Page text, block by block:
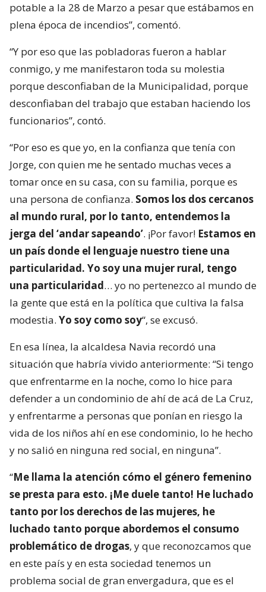
potable a la 28 de Marzo a pesar que estábamos en
plena época de incendios”, comentó.
“Y por eso que las pobladoras fueron a hablar
conmigo, y me manifestaron toda su molestia
porque desconfiaban de la Municipalidad, porque
desconfiaban del trabajo que estaban haciendo los
funcionarios”, contó.
“Por eso es que yo, en la confianza que tenía con
Jorge, con quien me he sentado muchas veces a
tomar once en su casa, con su familia, porque es
una persona de confianza. Somos los dos cercanos
al mundo rural, por lo tanto, entendemos la
jerga del ‘andar sapeando’. ¡Por favor! Estamos en
un país donde el lenguaje nuestro tiene una
particularidad. Yo soy una mujer rural, tengo
una particularidad… yo no pertenezco al mundo de
la gente que está en la política que cultiva la falsa
modestia. Yo soy como soy“, se excusó.
En esa línea, la alcaldesa Navia recordó una
situación que habría vivido anteriormente: “Si tengo
que enfrentarme en la noche, como lo hice para
defender a un condominio de ahí de acá de La Cruz,
y enfrentarme a personas que ponían en riesgo la
vida de los niños ahí en ese condominio, lo he hecho
y no salió en ninguna red social, en ninguna”.
“Me llama la atención cómo el género femenino
se presta para esto. ¡Me duele tanto! He luchado
tanto por los derechos de las mujeres, he
luchado tanto porque abordemos el consumo
problemático de drogas, y que reconozcamos que
en este país y en esta sociedad tenemos un
problema social de gran envergadura, que es el